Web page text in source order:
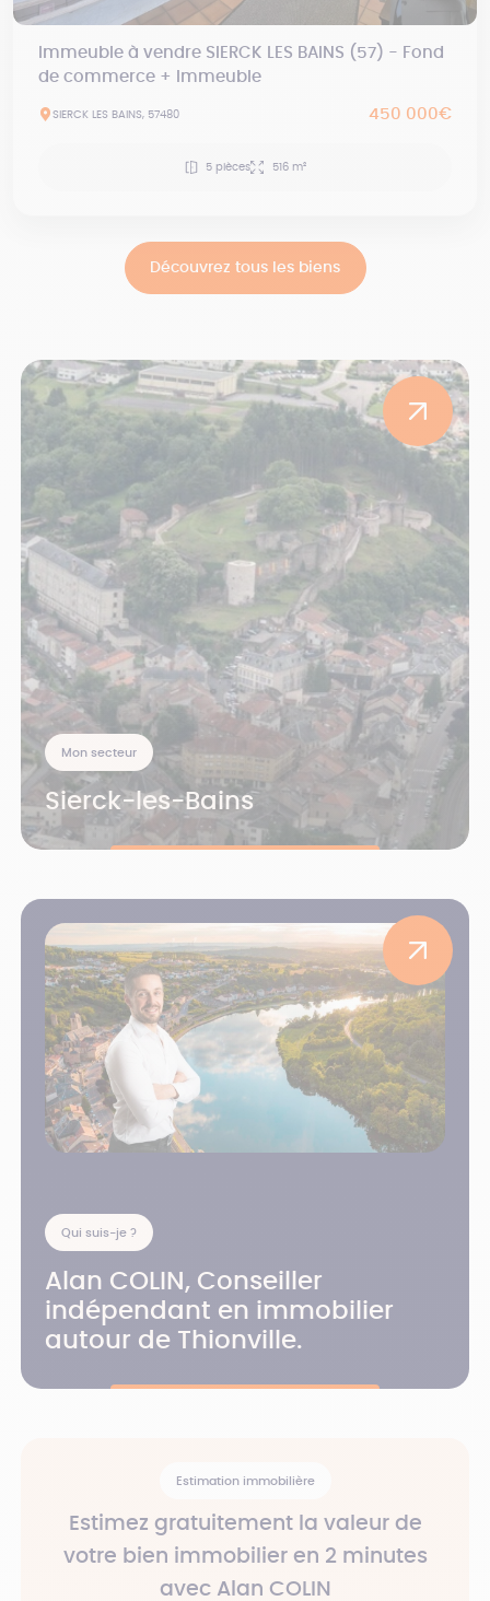
Mon secteur
Sierck-les-Bains
Qui suis-je ?
Alan COLIN, Conseiller
indépendant en immobilier
autour de Thionville.
Estimation immobilière
Estimez gratuitement la valeur de
votre bien immobilier en 2 minutes
avec Alan COLIN
Immeuble à vendre SIERCK LES BAINS (57) - Fond
de commerce + Immeuble
SIERCK LES BAINS, 57480 450 000€
5 pièces 516 m²
Découvrez tous les biens